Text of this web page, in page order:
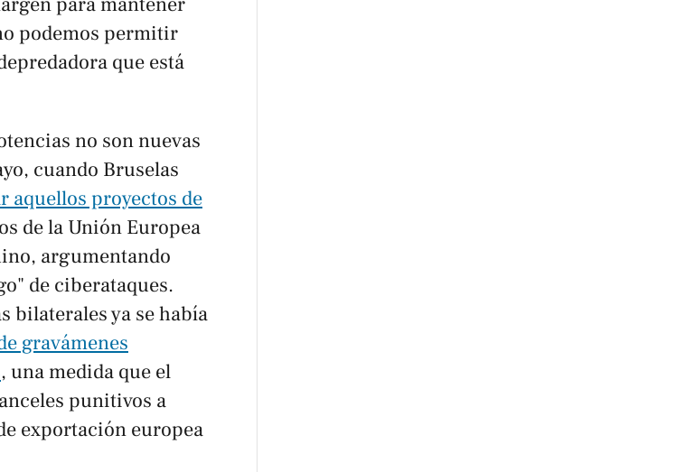
podemos permitir
que está
no son nuevas
cuando Bruselas
aquellos proyectos de
de la Unión Europea
argumentando
de ciberataques.
bilaterales ya se había
gravámenes
, una medida que el
punitivos a
exportación europea